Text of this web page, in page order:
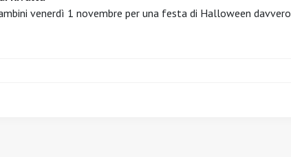
venerdì 1 novembre per una festa di Halloween davvero